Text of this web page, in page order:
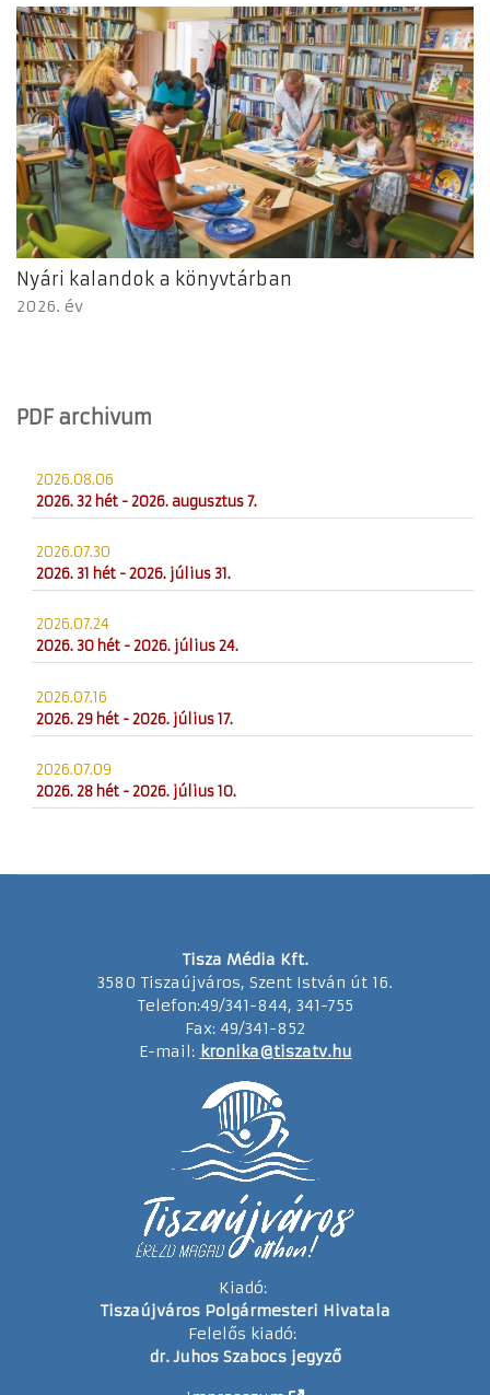
Nyári kalandok a könyvtárban
2026. év
PDF archivum
2026.08.06
2026. 32 hét - 2026. augusztus 7.
2026.07.30
2026. 31 hét - 2026. július 31.
2026.07.24
2026. 30 hét - 2026. július 24.
2026.07.16
2026. 29 hét - 2026. július 17.
2026.07.09
2026. 28 hét - 2026. július 10.
Tisza Média Kft.
3580 Tiszaújváros, Szent István út 16.
Telefon:49/341-844, 341-755
Fax: 49/341-852
E-mail: kronika@tiszatv.hu
Kiadó:
Tiszaújváros Polgármesteri Hivatala
Felelős kiadó:
dr. Juhos Szabocs jegyző